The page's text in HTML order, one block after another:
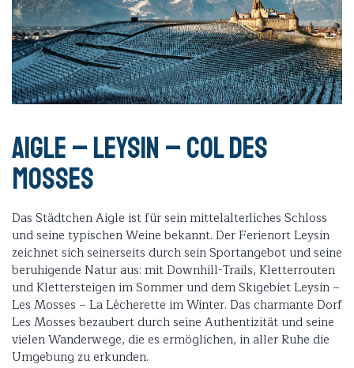
Aigle – Leysin – Col des
Mosses
Das Städtchen Aigle ist für sein mittelalterliches Schloss
und seine typischen Weine bekannt. Der Ferienort Leysin
zeichnet sich seinerseits durch sein Sportangebot und seine
beruhigende Natur aus: mit Downhill-Trails, Kletterrouten
und Klettersteigen im Sommer und dem Skigebiet Leysin –
Les Mosses – La Lécherette im Winter. Das charmante Dorf
Les Mosses bezaubert durch seine Authentizität und seine
vielen Wanderwege, die es ermöglichen, in aller Ruhe die
Umgebung zu erkunden.